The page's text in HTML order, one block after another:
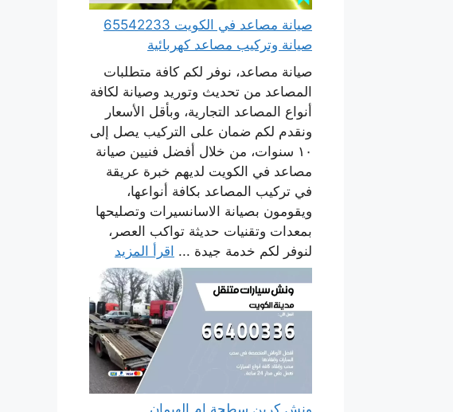
صيانة مصاعد في الكويت 65542233
صيانة وتركيب مصاعد كهربائية
صيانة مصاعد، نوفر لكم كافة متطلبات
المصاعد من تحديث وتوريد وصيانة لكافة
أنواع المصاعد التجارية، وبأقل الأسعار
ونقدم لكم ضمان على التركيب يصل إلى
١٠ سنوات، من خلال أفضل فنيين صيانة
مصاعد في الكويت لديهم خبرة عريقة
في تركيب المصاعد بكافة أنواعها،
ويقومون بصيانة الاسانسيرات وتصليحها
بمعدات وتقنيات حديثة تواكب العصر،
لنوفر لكم خدمة جيدة ... اقرأ المزيد
ونش كرين سطحة ام الهيمان